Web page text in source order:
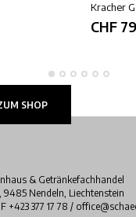
Kracher
CHF
SHOP
& Getränkefachhandel
9485 Nendeln, Liechtenstein
F +423 377 17 78 /